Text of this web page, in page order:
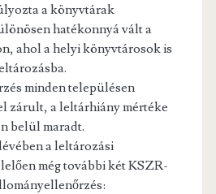
a könyvtárak
hatékonnyá vált a
ahol a helyi könyvtárosok is
minden településen
zárult, a leltárhiány mértéke
belül maradt.
a leltározási
még további két KSZR-